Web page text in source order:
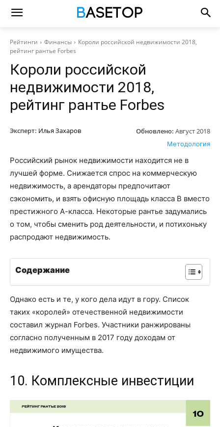
Рейтинги Финансы
Короли российской недвижимости 2018,
рейтинг рантье Forbes
Короли российской
недвижимости 2018,
рейтинг рантье Forbes
Эксперт: Илья Захаров Обновлено: Август 2018
Методология
Российский рынок недвижимости находится не в
лучшей форме. Снижается спрос на коммерческую
недвижимость, а арендаторы предпочитают
сэкономить, и взять офисную площадь класса В вместо
престижного А-класса. Некоторые рантье задумались
о том, чтобы сменить род деятельности, и потихоньку
распродают недвижимость.
Содержание
Однако есть и те, у кого дела идут в гору. Список
таких «королей» отечественной недвижимости
составил журнал Forbes. Участники ранжированы
согласно полученным в 2017 году доходам от
недвижимого имущества.
10. Комплексные инвестиции